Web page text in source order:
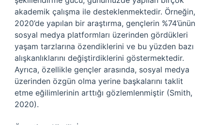
akademik çalışma ile desteklenmektedir. Örneğin,
2020’de yapılan bir araştırma, gençlerin %74’ünün
sosyal medya platformları üzerinden gördükleri
yaşam tarzlarına özendiklerini ve bu yüzden bazı
alışkanlıklarını değiştirdiklerini göstermektedir.
Ayrıca, özellikle gençler arasında, sosyal medya
üzerinden özgün olma yerine başkalarını taklit
etme eğilimlerinin arttığı gözlemlenmiştir (Smith,
2020).